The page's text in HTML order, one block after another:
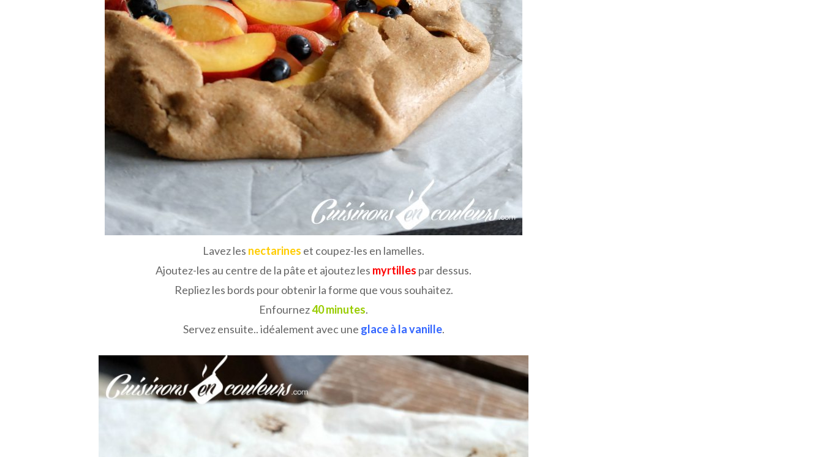
Lavez les nectarines et coupez-les en lamelles.
Ajoutez-les au centre de la pâte et ajoutez les myrtilles par dessus.
Repliez les bords pour obtenir la forme que vous souhaitez.
Enfournez40 minutes.
Servez ensuite.. idéalement avec une glace à la vanille.